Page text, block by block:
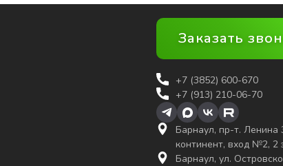
Заказать
+7 (3852) 600-670
+7 (913) 210-06-70
Барнаул, пр-т. Ленина
континент, вход №2, 2
Барнаул, ул.